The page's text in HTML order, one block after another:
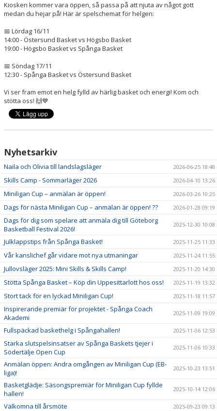
Kiosken kommer vara öppen, så passa på att njuta av något gott
medan du hejar på! Här är spelschemat för helgen:
📅 Lördag 16/11
14:00 - Östersund Basket vs Högsbo Basket
19:00 - Högsbo Basket vs Spånga Basket
📅 Söndag 17/11
12:30 - Spånga Basket vs Östersund Basket
Vi ser fram emot en helg fylld av härlig basket och energi! Kom och
stötta oss! 🙌💙
Nyhetsarkiv
Naila och Olivia till landslagsläger 2026-06-25 18:48
Skills Camp - Sommarläger 2026 2026-04-10 13:26
Miniligan Cup – anmälan är öppen! 2026-03-26 10:25
Dags för nästa Miniligan Cup – anmälan är öppen! ?? 2026-01-28 09:19
Dags för dig som spelare att anmäla dig till Göteborg
Basketball Festival 2026!
2025-12-30 10:08
Julklappstips från Spånga Basket! 2025-11-25 11:33
Vår kanslichef går vidare mot nya utmaningar 2025-11-24 11:55
Jullovsläger 2025: Mini Skills & Skills Camp! 2025-11-20 14:30
Stötta Spånga Basket – Köp din Uppesittarlott hos oss! 2025-11-19 13:32
Stort tack för en lyckad Miniligan Cup! 2025-11-18 11:57
Inspirerande premiär för projektet - Spånga Coach
Akademi
2025-11-09 19:09
Fullspäckad baskethelg i Spångahallen! 2025-11-06 12:53
Starka slutspelsinsatser av Spånga Baskets tjejer i
Södertälje Open Cup
2025-11-06 10:33
Anmälan öppen: Andra omgången av Miniligan Cup (EB-
liga)!
2025-10-23 13:51
Basketglädje: Säsongspremiär för Miniligan Cup fyllde
hallen!
2025-10-14 12:06
Välkomna till årsmöte 2025-09-23 09:13